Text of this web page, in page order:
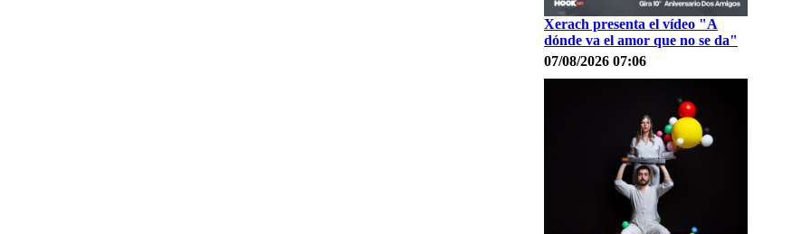
Xerach presenta el vídeo "A
dónde va el amor que no se da"
07/08/2026 07:06